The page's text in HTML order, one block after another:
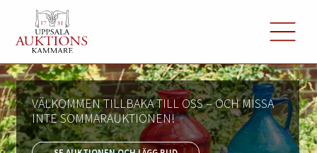
VÄLKOMMEN TILLBAKA TILL OSS – OCH MISSA
INTE SOMMARAUKTIONEN!